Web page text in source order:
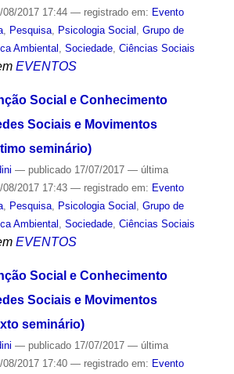
2017 17:44 — registrado em: Evento
, Pesquisa, Psicologia Social , Grupo de
Ambiental , Sociedade, Ciências Sociais
EVENTOS
Social e Conhecimento
Sociais e Movimentos
seminário)
— publicado17/07/2017 — última
2017 17:43 — registrado em: Evento
, Pesquisa, Psicologia Social , Grupo de
Ambiental , Sociedade, Ciências Sociais
EVENTOS
Social e Conhecimento
Sociais e Movimentos
seminário)
— publicado17/07/2017 — última
2017 17:40 — registrado em: Evento